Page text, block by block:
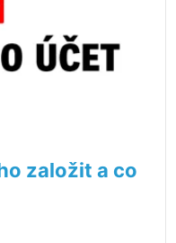
založit a co